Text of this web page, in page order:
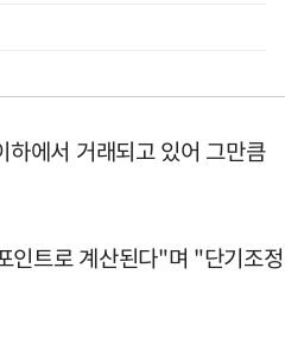
에서 거래되고 있어 그만큼
인트로 계산된다"며 "단기조정